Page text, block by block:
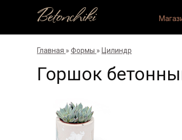
Betonchiki
Главная » Формы » Цилиндр
Горшок